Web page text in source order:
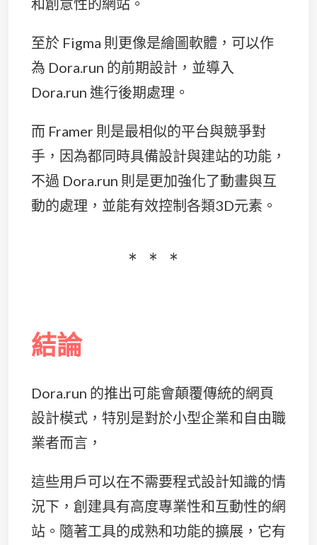
至於 Figma 則更像是繪圖軟體，可以作
為 Dora.run 的前期設計，並導入
Dora.run 進行後期處理。
而 Framer 則是最相似的平台與競爭對
手，因為都同時具備設計與建站的功能，
不過 Dora.run 則是更加強化了動畫與互
動的處理，並能有效控制各類3D元素。
結論
Dora.run 的推出可能會顛覆傳統的網頁
設計模式，特別是對於小型企業和自由職
業者而言，
這些用戶可以在不需要程式設計知識的情
況下，創建具有高度專業性和互動性的網
站。隨著工具的成熟和功能的擴展，它有